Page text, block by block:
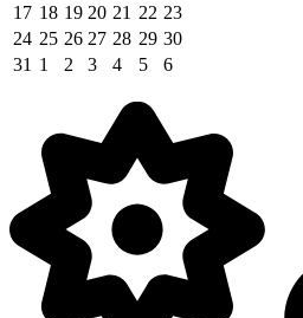
17 18 19 20 21 22 23
24 25 26 27 28 29 30
31 1 2 3 4 5 6